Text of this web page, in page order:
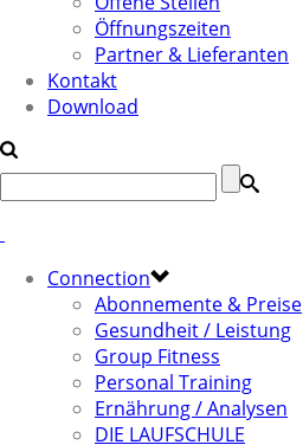
Öffnungszeiten
Partner & Lieferanten
Kontakt
Download
Connection
Abonnemente & Preise
Gesundheit / Leistung
Group Fitness
Personal Training
Ernährung / Analysen
DIE LAUFSCHULE